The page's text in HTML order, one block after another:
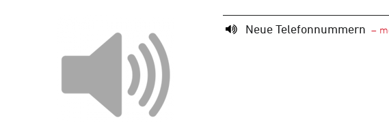
Neue Telefonnummern